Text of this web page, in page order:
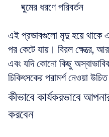
ঘুমের ধরণে পরিবর্তন
এই প্রভাবগুলো মৃদু হয়ে থাকে
পর কেটে যায়। বিরল ক্ষেত্রে,
এবং যদি কোনো কিছু
চিকিৎসকের পরামর্শ নেওয়া
কীভাবে কার্যকরভাবে
করবেন